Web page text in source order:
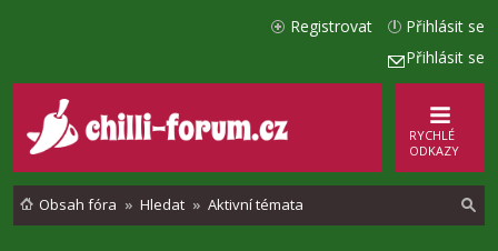
Přihlásit se
Přihlásit se
Registrovat
RYCHLÉ
ODKAZY
Obsah fóra Hledat Aktivní témata